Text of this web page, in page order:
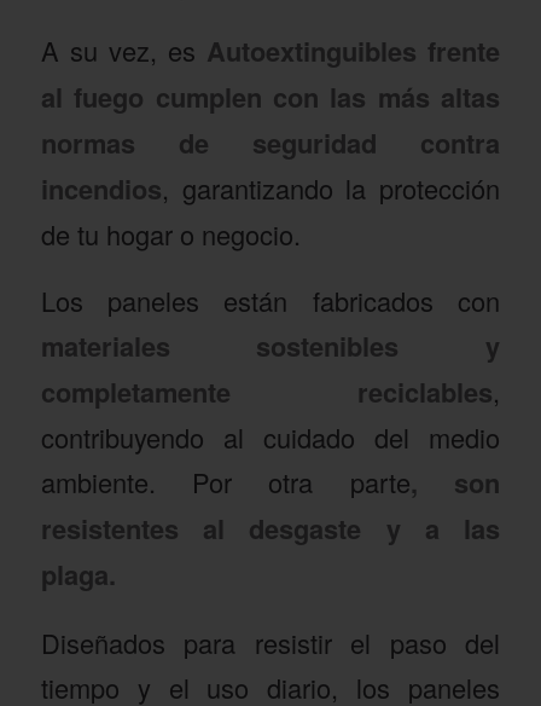
A su vez, es Autoextinguibles frente
al fuego cumplen con las más altas
normas de seguridad contra
incendios, garantizando la protección
de tu hogar o negocio.
Los paneles están fabricados con
materiales sostenibles y
completamente reciclables,
contribuyendo al cuidado del medio
ambiente. Por otra parte, son
resistentes al desgaste y a las
plaga.
Diseñados para resistir el paso del
tiempo y el uso diario, los paneles